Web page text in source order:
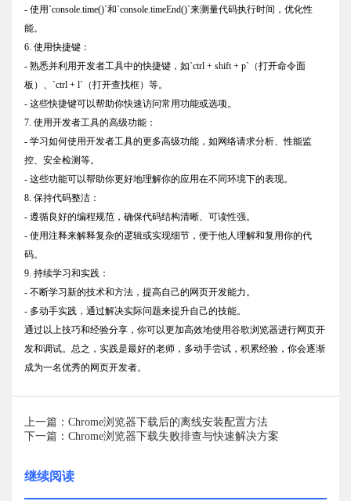
- 使用`console.time()`和`console.timeEnd()`来测量代码执行时间，优化性
能。
6. 使用快捷键：
- 熟悉并利用开发者工具中的快捷键，如`ctrl + shift + p`（打开命令面
板）、`ctrl + l`（打开查找框）等。
- 这些快捷键可以帮助你快速访问常用功能或选项。
7. 使用开发者工具的高级功能：
- 学习如何使用开发者工具的更多高级功能，如网络请求分析、性能监
控、安全检测等。
- 这些功能可以帮助你更好地理解你的应用在不同环境下的表现。
8. 保持代码整洁：
- 遵循良好的编程规范，确保代码结构清晰、可读性强。
- 使用注释来解释复杂的逻辑或实现细节，便于他人理解和复用你的代
码。
9. 持续学习和实践：
- 不断学习新的技术和方法，提高自己的网页开发能力。
- 多动手实践，通过解决实际问题来提升自己的技能。
通过以上技巧和经验分享，你可以更加高效地使用谷歌浏览器进行网页开
发和调试。总之，实践是最好的老师，多动手尝试，积累经验，你会逐渐
成为一名优秀的网页开发者。
上一篇：Chrome浏览器下载后的离线安装配置方法
下一篇：Chrome浏览器下载失败排查与快速解决方案
继续阅读